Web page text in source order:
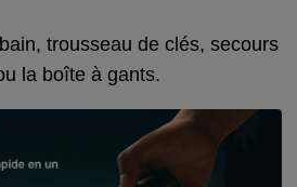
trousseau de clés, secours
la boîte à gants.